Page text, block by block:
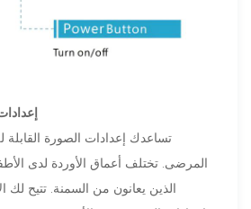
تساعدك إعدادات الصورة
المرضى. تختلف أعماق الأوردة لدى
الذين يعانون من السمنة. تتيح لك